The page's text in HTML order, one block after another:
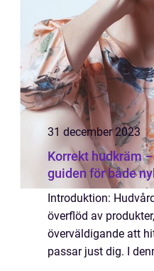
31 december 2023
Korrekt hudkräm
guiden för både
Introduktion:
överflöd av
överväldigande att
passar just dig. I